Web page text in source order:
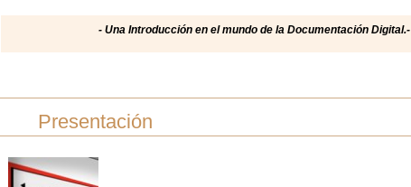
- Una Introducción en el mundo de la Documentación Digital.-
Presentación